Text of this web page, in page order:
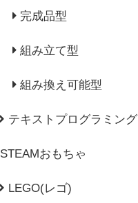
完成品型
組み立て型
組み換え可能型
テキストプログラミング
STEAMおもちゃ
LEGO(レゴ)